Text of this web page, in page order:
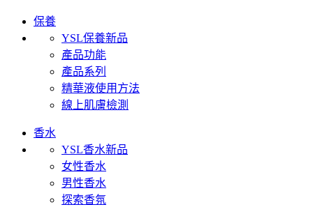
保養
YSL保養新品
產品功能
產品系列
精華液使用方法
線上肌膚檢測
香水
YSL香水新品
女性香水
男性香水
探索香氛